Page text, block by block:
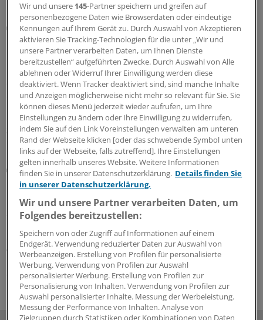
Vor- und Nachteile der Therapie
Kortikosteroide bei COPD: Was spricht dafür –
und was dagegen?
In der S2k-Leitlinie zur COPD werden Kortikosteroide in
einigen Situationen empfohlen. Zwei Referierende
diskutierten auf dem DGIM-Kongress die Vor- und
Nachteile und gaben Tipps für die Praxis.
30.07.2026
Von ungefährlich bis akut lebensbedrohlich
Leitsymptom Dyspnoe: So geht’s rasch zur
Sie gehört zu den Top 5 der Beschwerden, die bei
Erstkonsultationen in Hausarztpraxen genannt werden:
die Dyspnoe. Die Diagnostik kann zur Herausforderung
werden. Ein Überblick, was hinter Atemnot stecken kann.
20.07.2026
Wir und unsere 145-Partner speichern und greifen auf
personenbezogene Daten wie Browserdaten oder eindeutige
Kennungen auf Ihrem Gerät zu. Durch Auswahl von Akzeptieren
aktivieren Sie Tracking-Technologien für die unter „Wir und
unsere Partner verarbeiten Daten, um Ihnen Dienste
bereitzustellen“ aufgeführten Zwecke. Durch Auswahl von Alle
ablehnen oder Widerruf Ihrer Einwilligung werden diese
deaktiviert. Wenn Tracker deaktiviert sind, sind manche Inhalte
und Anzeigen möglicherweise nicht mehr so relevant für Sie. Sie
können dieses Menü jederzeit wieder aufrufen, um Ihre
Einstellungen zu ändern oder Ihre Einwilligung zu widerrufen,
indem Sie auf den Link Voreinstellungen verwalten am unteren
Rand der Webseite klicken [oder das schwebende Symbol unten
links auf der Webseite, falls zutreffend]. Ihre Einstellungen
gelten innerhalb unseres Website. Weitere Informationen
finden Sie in unserer Datenschutzerklärung. Details finden Sie
in unserer Datenschutzerklärung.
Wir und unsere Partner verarbeiten Daten, um
Folgendes bereitzustellen:
Speichern von oder Zugriff auf Informationen auf einem
Endgerät. Verwendung reduzierter Daten zur Auswahl von
Werbeanzeigen. Erstellung von Profilen für personalisierte
Werbung. Verwendung von Profilen zur Auswahl
personalisierter Werbung. Erstellung von Profilen zur
Personalisierung von Inhalten. Verwendung von Profilen zur
Auswahl personalisierter Inhalte. Messung der Werbeleistung.
Messung der Performance von Inhalten. Analyse von